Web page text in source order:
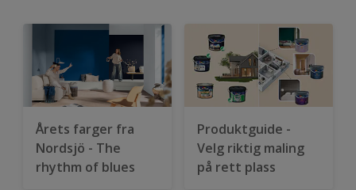
Årets farger fra
Nordsjö - The
rhythm of blues
Produktguide -
Velg riktig maling
på rett plass